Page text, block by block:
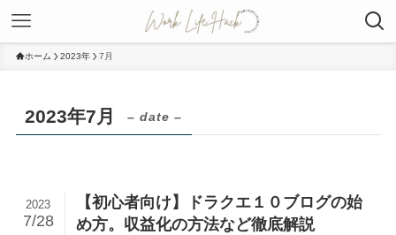
ホーム 2023年 7月
2023年7月 – date –
【初心者向け】ドラクエ１０ブログの始
め方。収益化の方法など徹底解説
2023
7/28